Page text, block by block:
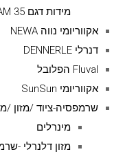
מידות דגם AM 35
אקווריומי נווה NEWA
דנרלי DENNERLE
Fluval הפלובל
אקווריומי SunSun
שרמפסיה-ציוד /מזון /
מינרלים
מזון דלנרלי -